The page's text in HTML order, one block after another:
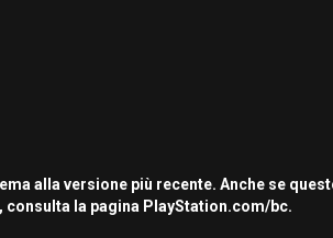
alla versione più recente. Anche se
la pagina PlayStation.com/bc.